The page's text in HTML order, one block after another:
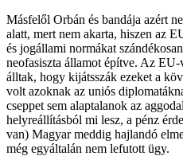
Másfelől Orbán és bandája azért
alatt, mert nem akarta, hiszen az
és jogállami normákat
neofasiszta államot építve. Az
álltak, hogy kijátsszák ezeket a
volt azoknak az uniós
cseppet sem alaptalanok az
helyreállításból mi lesz, a pénz
van) Magyar meddig hajlandó
még egyáltalán nem lefutott ügy.